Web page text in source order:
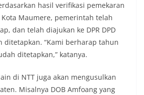
hasil verifikasi pemekaran
Kota Maumere, pemerintah telah
dan telah diajukan ke DPR DPD
ditetapkan. “Kami berharap tahun
ditetapkan,” katanya.
di NTT juga akan mengusulkan
Misalnya DOB Amfoang yang